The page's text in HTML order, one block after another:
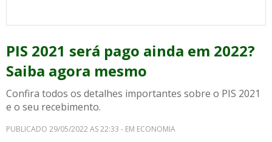
PIS 2021 será pago ainda em 2022?
Saiba agora mesmo
Confira todos os detalhes importantes sobre o PIS 2021
e o seu recebimento.
PUBLICADO 29/05/2022 AS 22:33 - EM ECONOMIA